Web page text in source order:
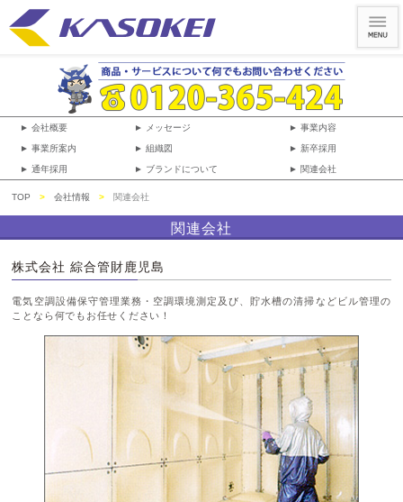
► 会社概要 ► メッセージ ► 事業内容
► 事業所案内 ► 組織図 ► 新卒採用
► 通年採用 ► ブランドについて ► 関連会社
TOP > 会社情報 > 関連会社
関連会社
株式会社 綜合管財鹿児島
電気空調設備保守管理業務・空調環境測定及び、貯水槽の清掃などビル管理の
ことなら何でもお任せください！